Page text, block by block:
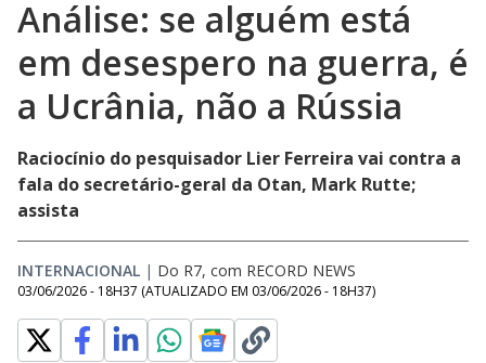
Análise: se alguém está
em desespero na guerra, é
a Ucrânia, não a Rússia
Raciocínio do pesquisador Lier Ferreira vai contra a
fala do secretário-geral da Otan, Mark Rutte;
assista
INTERNACIONAL | Do R7, com RECORD NEWS
03/06/2026 - 18H37 (ATUALIZADO EM 03/06/2026 - 18H37)